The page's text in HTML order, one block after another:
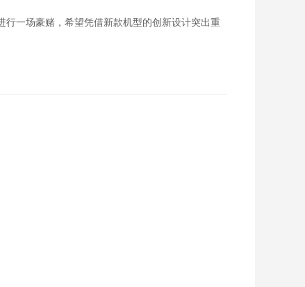
一场豪赌，希望凭借新款机型的创新设计突出重